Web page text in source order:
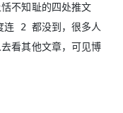
不知耻的四处推文
连 2 都没到，很多人
看其他文章，可见博